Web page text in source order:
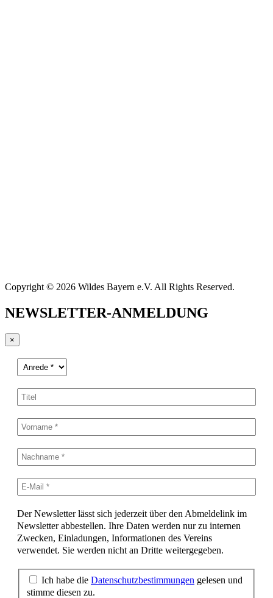
Copyright © 2026 Wildes Bayern e.V. All Rights Reserved.
NEWSLETTER-ANMELDUNG
×
Der Newsletter lässt sich jederzeit über den Abmeldelink im
Newsletter abbestellen. Ihre Daten werden nur zu internen
Zwecken, Einladungen, Informationen des Vereins
verwendet. Sie werden nicht an Dritte weitergegeben.
Ich habe die Datenschutzbestimmungen gelesen und
stimme diesen zu.